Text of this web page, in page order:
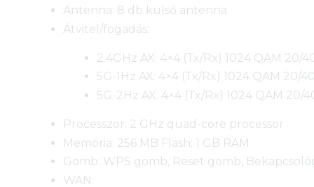
Antenna: 8 db külső antenna
Átvitel/fogadás:
2.4GHz AX: 4×4 (Tx/Rx) 1024 QAM 20/
5G-1Hz AX: 4×4 (Tx/Rx) 1024 QAM
5G-2Hz AX: 4×4 (Tx/Rx) 1024 QAM
Processzor: 2 GHz quad-core processor
Memória: 256 MB Flash; 1 GB RAM
Gomb: WPS gomb, Reset gomb,
WAN: